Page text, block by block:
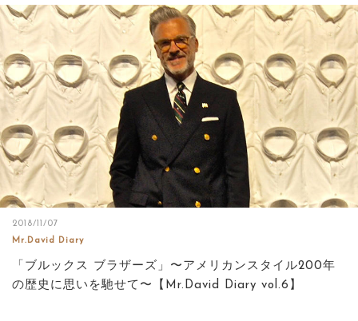
2018/11/07
Mr.David Diary
「ブルックス ブラザーズ」〜アメリカンスタイル200年
の歴史に思いを馳せて〜【Mr.David Diary vol.6】